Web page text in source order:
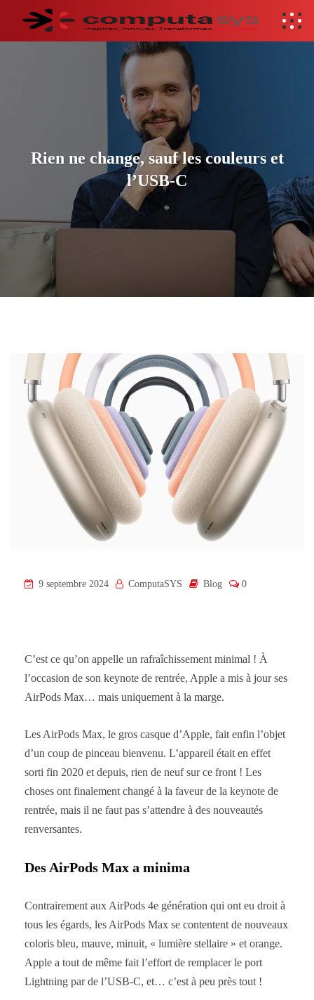
Rien ne change, sauf les couleurs et
l’USB-C
9 septembre 2024 ComputaSYS Blog 0
C’est ce qu’on appelle un rafraîchissement minimal ! À
l’occasion de son keynote de rentrée, Apple a mis à jour ses
AirPods Max… mais uniquement à la marge.
Les AirPods Max, le gros casque d’Apple, fait enfin l’objet
d’un coup de pinceau bienvenu. L’appareil était en effet
sorti fin 2020 et depuis, rien de neuf sur ce front ! Les
choses ont finalement changé à la faveur de la keynote de
rentrée, mais il ne faut pas s’attendre à des nouveautés
renversantes.
Des AirPods Max a minima
Contrairement aux AirPods 4e génération qui ont eu droit à
tous les égards, les AirPods Max se contentent de nouveaux
coloris bleu, mauve, minuit, « lumière stellaire » et orange.
Apple a tout de même fait l’effort de remplacer le port
Lightning par de l’USB-C, et… c’est à peu près tout !